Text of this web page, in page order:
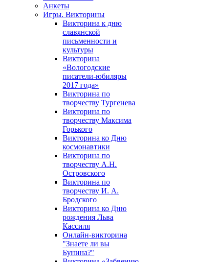
Анкеты
Игры. Викторины
Викторина к дню
славянской
письменности и
культуры
Викторина
«Вологодские
писатели-юбиляры
2017 года»
Викторина по
творчеству Тургенева
Викторина по
творчеству Максима
Горького
Викторина ко Дню
космонавтики
Викторина по
творчеству А.Н.
Островского
Викторина по
творчеству И. А.
Бродского
Викторина ко Дню
рождения Льва
Кассиля
Онлайн-викторина
"Знаете ли вы
Бунина?"